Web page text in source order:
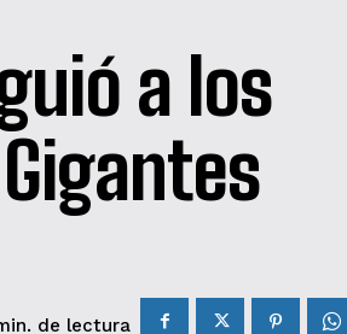
a los
de lectura